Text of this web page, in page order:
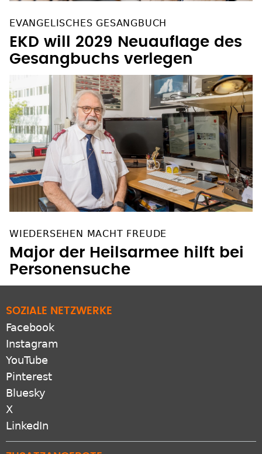
EVANGELISCHES GESANGBUCH
EKD will 2029 Neuauflage des
Gesangbuchs verlegen
WIEDERSEHEN MACHT FREUDE
Major der Heilsarmee hilft bei
SOZIALE NETZWERKE
Facebook
Instagram
YouTube
Pinterest
Bluesky
X